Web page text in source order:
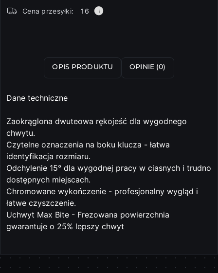
i
Cena przesyłki: 16
OPIS PRODUKTU OPINIE (0)
Dane techniczne
Zaokrąglona dwuteowa rękojeść dla wygodnego
chwytu.
Czytelne oznaczenia na boku klucza - łatwa
identyfikacja rozmiaru.
Odchylenie 15° dla wygodnej pracy w ciasnych i trudno
dostępnych miejscach.
Chromowane wykończenie - profesjonalny wygląd i
łatwe czyszczenie.
Uchwyt Max Bite - Frezowana powierzchnia
gwarantuje o 25% lepszy chwyt